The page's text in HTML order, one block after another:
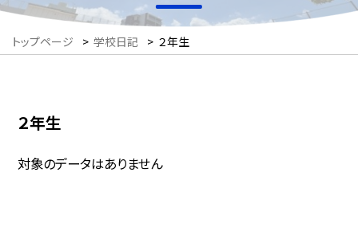
トップページ > 学校日記 > ２年生
２年生
対象のデータはありません